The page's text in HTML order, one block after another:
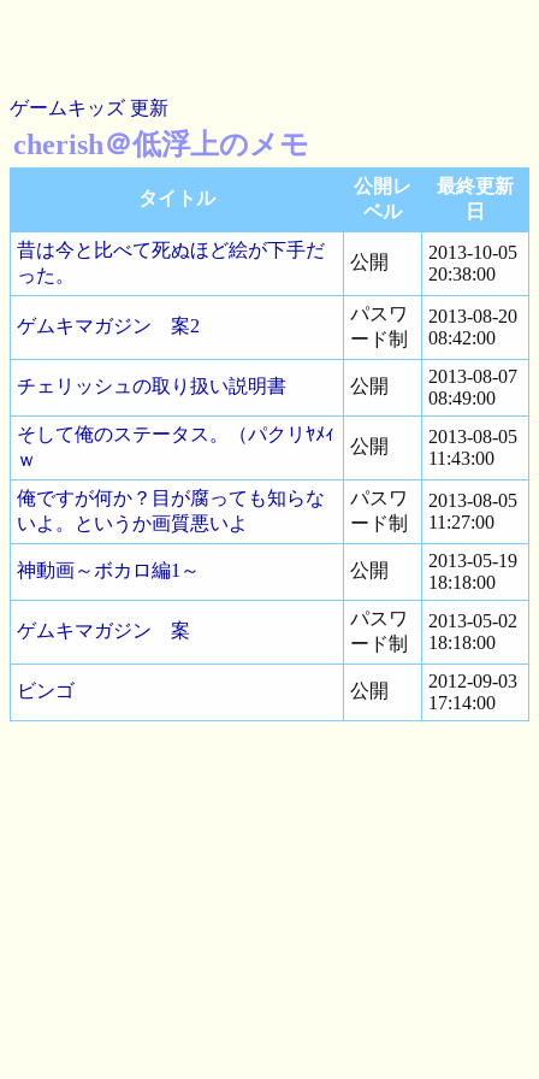
ゲームキッズ 更新
cherish＠低浮上のメモ
タイトル
公開レ
ベル
最終更新
日
昔は今と比べて死ぬほど絵が下手だ
った。
公開
2013-10-05
20:38:00
ゲムキマガジン 案2
パスワ
ード制
2013-08-20
08:42:00
チェリッシュの取り扱い説明書 公開
2013-08-07
08:49:00
そして俺のステータス。（パクリﾔﾒｨ
ｗ
公開
2013-08-05
11:43:00
俺ですが何か？目が腐っても知らな
いよ。というか画質悪いよ
パスワ
ード制
2013-08-05
11:27:00
神動画～ボカロ編1～ 公開
2013-05-19
18:18:00
ゲムキマガジン 案
パスワ
ード制
2013-05-02
18:18:00
ビンゴ 公開
2012-09-03
17:14:00